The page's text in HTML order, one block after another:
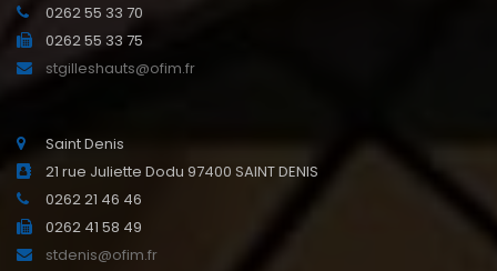
0262 55 33 70
0262 55 33 75
stgilleshauts@ofim.fr
Saint Denis
21 rue Juliette Dodu 97400 SAINT DENIS
0262 21 46 46
0262 41 58 49
stdenis@ofim.fr